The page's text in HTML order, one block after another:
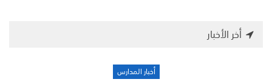
أخر الأخبار
أخبار المدارس